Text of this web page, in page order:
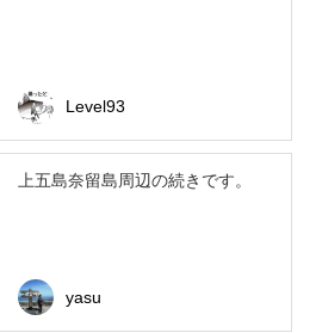
Level93
上五島奈留島周辺の続きです。
yasu